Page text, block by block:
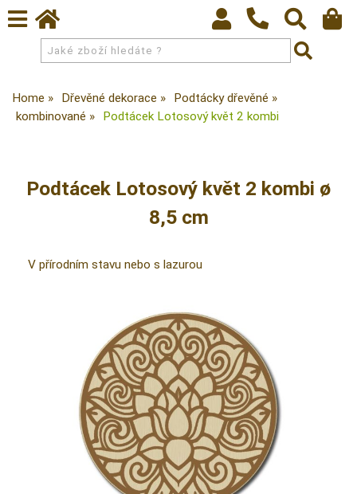
Home Dřevěné dekorace
Podtácky dřevěné
kombinované
Podtácek Lotosový květ 2 kombi
Podtácek Lotosový květ 2 kombi ø
8,5 cm
V přírodním stavu nebo s lazurou